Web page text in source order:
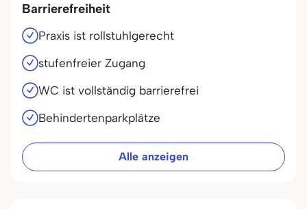
Barrierefreiheit
Praxis ist rollstuhlgerecht
stufenfreier Zugang
WC ist vollständig barrierefrei
Behindertenparkplätze
Alle anzeigen